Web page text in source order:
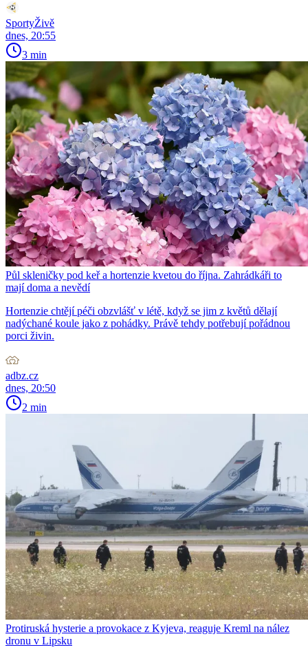
SportyŽivě
dnes, 20:55
3 min
Půl skleničky pod keř a hortenzie kvetou do října. Zahrádkáři to
mají doma a nevědí
Hortenzie chtějí péči obzvlášť v létě, když se jim z květů dělají
nadýchané koule jako z pohádky. Právě tehdy potřebují pořádnou
porci živin.
adbz.cz
dnes, 20:50
2 min
Protiruská hysterie a provokace z Kyjeva, reaguje Kreml na nález
dronu v Lipsku